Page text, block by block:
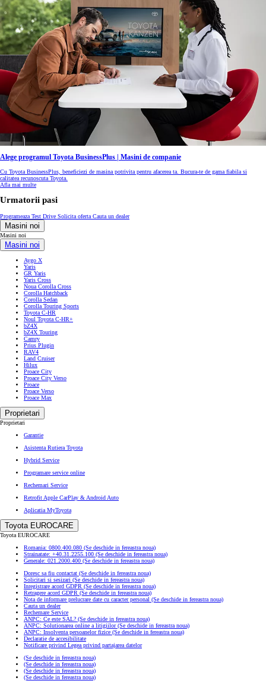
Alege programul Toyota BusinessPlus | Masini de companie
Cu Toyota BusinessPlus, beneficiezi de masina potrivita pentru afacerea ta. Bucura-te de gama fiabila si
calitatea recunoscuta Toyota.
Afla mai multe
Urmatorii pasi
Programeaza Test Drive Solicita oferta Cauta un dealer
Masini noi
Masini noi
Masini noi
Aygo X
Yaris
GR Yaris
Yaris Cross
Noua Corolla Cross
Corolla Hatchback
Corolla Sedan
Corolla Touring Sports
Toyota C-HR
Noul Toyota C-HR+
bZ4X
bZ4X Touring
Camry
Prius Plugin
RAV4
Land Cruiser
Hilux
Proace City
Proace City Verso
Proace
Proace Verso
Proace Max
Proprietari
Proprietari
Garantie
Asistenta Rutiera Toyota
Hybrid Service
Programare service online
Rechemari Service
Retrofit Apple CarPlay & Android Auto
Aplicatia MyToyota
Toyota EUROCARE
Toyota EUROCARE
Romania: 0800.400.080 (Se deschide in fereastra noua)
Strainatate: +40.31.2255.100 (Se deschide in fereastra noua)
Generale: 021.2000.400 (Se deschide in fereastra noua)
Doresc sa fiu contactat (Se deschide in fereastra noua)
Solicitari si sesizari (Se deschide in fereastra noua)
Inregistrare acord GDPR (Se deschide in fereastra noua)
Retragere acord GDPR (Se deschide in fereastra noua)
Nota de informare prelucrare date cu caracter personal (Se deschide in fereastra noua)
Cauta un dealer
Rechemare Service
ANPC: Ce este SAL? (Se deschide in fereastra noua)
ANPC: Solutionarea online a litigiilor(Se deschide in fereastra noua)
ANPC: Insolventa persoanelor fizice (Se deschide in fereastra noua)
Declaratie de accesibilitate
Notificare privind Legea privind partajarea datelor
(Se deschide in fereastra noua)
(Se deschide in fereastra noua)
(Se deschide in fereastra noua)
(Se deschide in fereastra noua)